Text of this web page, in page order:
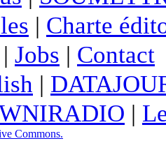
| Charte
| Jobs | Contact
|
|
Commons.